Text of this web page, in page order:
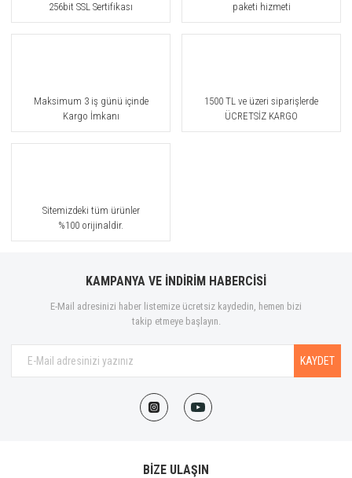
256bit SSL Sertifikası
paketi hizmeti
Maksimum 3 iş günü içinde
Kargo İmkanı
1500 TL ve üzeri siparişlerde
ÜCRETSİZ KARGO
Sitemizdeki tüm ürünler
%100 orijinaldir.
KAMPANYA VE İNDİRİM HABERCİSİ
E-Mail adresinizi haber listemize ücretsiz kaydedin, hemen bizi
takip etmeye başlayın.
KAYDET
BİZE ULAŞIN